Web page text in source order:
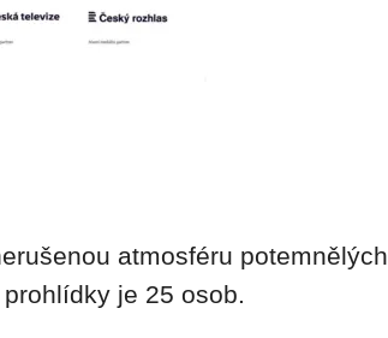
atmosféru potemnělých
je 25 osob.